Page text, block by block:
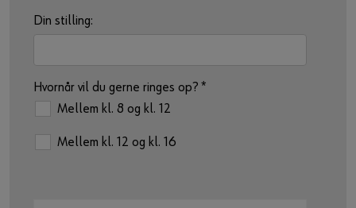
Din stilling:
Hvornår vil du gerne ringes op? *
Mellem kl. 8 og kl. 12
Mellem kl. 12 og kl. 16